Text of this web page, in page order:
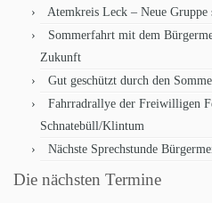
Atemkreis Leck – Neue Gruppe
Sommerfahrt mit dem
Zukunft
Gut geschützt durch den
Fahrradrallye der Freiwilligen
Schnatebüll/Klintum
Nächste Sprechstunde
Die nächsten Termine